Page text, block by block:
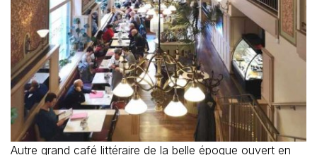
Autre grand café littéraire de la belle époque ouvert en